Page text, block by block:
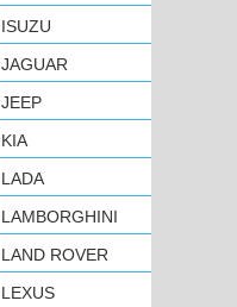
ISUZU
JAGUAR
JEEP
KIA
LADA
LAMBORGHINI
LAND ROVER
LEXUS